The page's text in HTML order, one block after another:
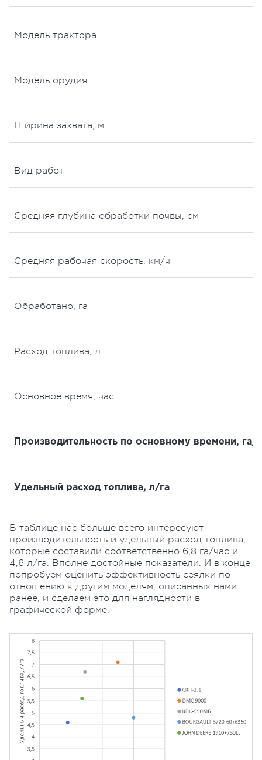
Модель трактора
Модель орудия
Ширина захвата, м
Вид работ
Средняя глубина обработки почвы, см
Средняя рабочая скорость, км/ч
Обработано, га
Расход топлива, л
Основное время, час
Производительность по основному времени, га/
Удельный расход топлива, л/га
В таблице нас больше всего интересуют
производительность и удельный расход топлива,
которые составили соответственно 6,8 га/час и
4,6 л/га. Вполне достойные показатели. И в конце
попробуем оценить эффективность сеялки по
отношению к другим моделям, описанных нами
ранее, и сделаем это для наглядности в
графической форме.